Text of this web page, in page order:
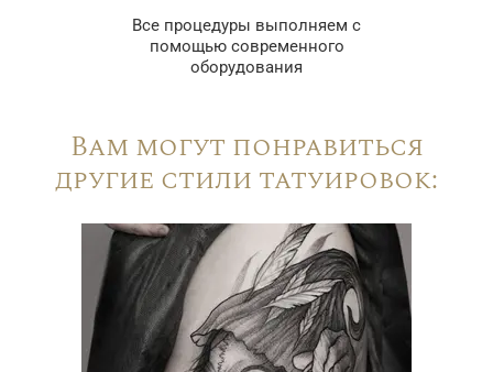
Все процедуры выполняем с
помощью современного
оборудования
Вам могут понравиться
другие стили татуировок: